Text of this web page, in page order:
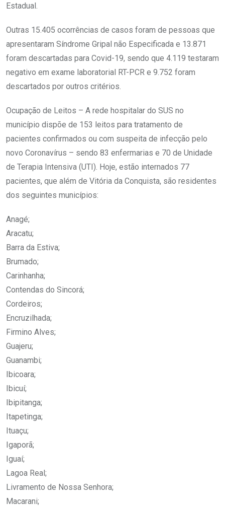
Estadual.
Outras 15.405 ocorrências de casos foram de pessoas que
apresentaram Síndrome Gripal não Especificada e 13.871
foram descartadas para Covid-19, sendo que 4.119 testaram
negativo em exame laboratorial RT-PCR e 9.752 foram
descartados por outros critérios.
Ocupação de Leitos – A rede hospitalar do SUS no
município dispõe de 153 leitos para tratamento de
pacientes confirmados ou com suspeita de infecção pelo
novo Coronavírus – sendo 83 enfermarias e 70 de Unidade
de Terapia Intensiva (UTI). Hoje, estão internados 77
pacientes, que além de Vitória da Conquista, são residentes
dos seguintes municípios:
Anagé;
Aracatu;
Barra da Estiva;
Brumado;
Carinhanha;
Contendas do Sincorá;
Cordeiros;
Encruzilhada;
Firmino Alves;
Guajeru;
Guanambi;
Ibicoara;
Ibicuí;
Ibipitanga;
Itapetinga;
Ituaçu;
Igaporã;
Iguaí;
Lagoa Real;
Livramento de Nossa Senhora;
Macarani;